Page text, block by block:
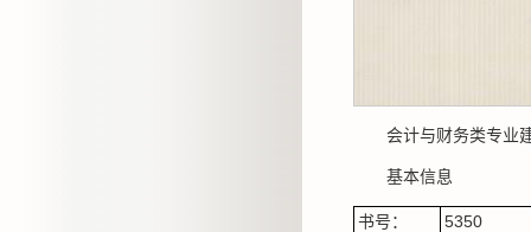
会计与财务类专业
基本信息
书号：
5350